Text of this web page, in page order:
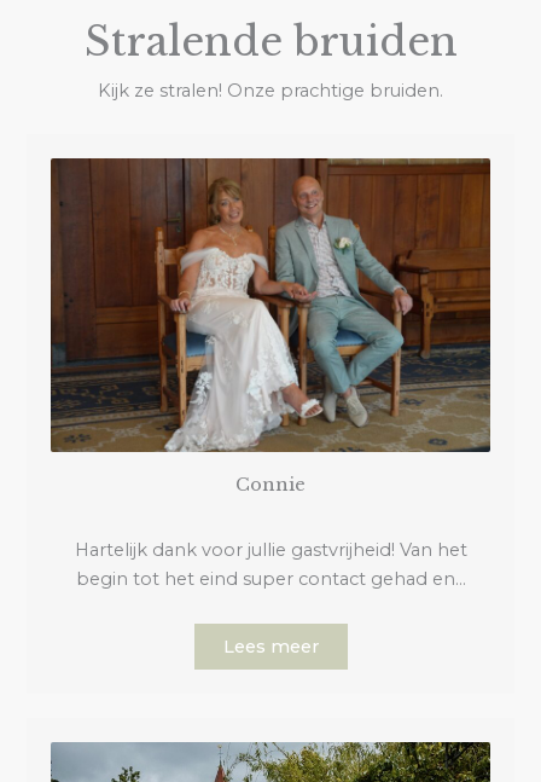
Stralende bruiden
Kijk ze stralen! Onze prachtige bruiden.
Connie
Hartelijk dank voor jullie gastvrijheid! Van het
begin tot het eind super contact gehad en…
Lees meer